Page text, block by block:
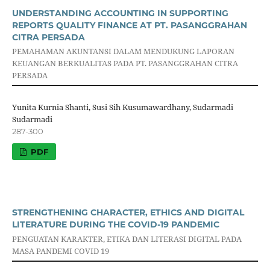
UNDERSTANDING ACCOUNTING IN SUPPORTING
REPORTS QUALITY FINANCE AT PT. PASANGGRAHAN
CITRA PERSADA
PEMAHAMAN AKUNTANSI DALAM MENDUKUNG LAPORAN
KEUANGAN BERKUALITAS PADA PT. PASANGGRAHAN CITRA
PERSADA
Yunita Kurnia Shanti, Susi Sih Kusumawardhany, Sudarmadi
Sudarmadi
287-300
PDF
STRENGTHENING CHARACTER, ETHICS AND DIGITAL
LITERATURE DURING THE COVID-19 PANDEMIC
PENGUATAN KARAKTER, ETIKA DAN LITERASI DIGITAL PADA
MASA PANDEMI COVID 19